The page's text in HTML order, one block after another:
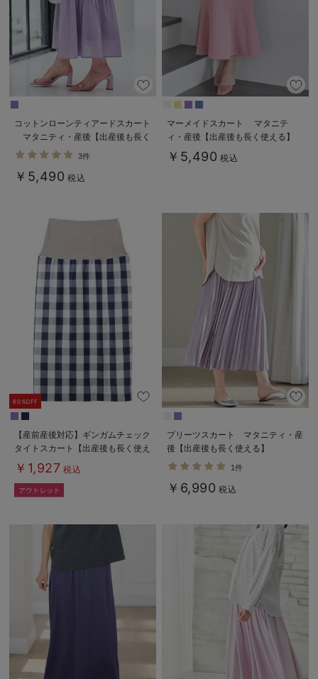
コットンローンティアードスカート
マタニティ・産後【出産後も長く
使える】
3件
￥5,490 税込
マーメイドスカート マタニテ
ィ・産後【出産後も長く使える】
￥5,490 税込
60%OFF
【産前産後対応】ギンガムチェック
タイトスカート【出産後も長く使え
る】
￥1,927 税込
プリーツスカート マタニティ・産
後【出産後も長く使える】
1件
￥6,990 税込